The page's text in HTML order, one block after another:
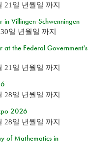
21일 년월일 까지
Villingen-Schwenningen
일 년월일 까지
at the Federal Government's
21일 년월일 까지
28일 년월일 까지
2026
28일 년월일 까지
of Mathematics in